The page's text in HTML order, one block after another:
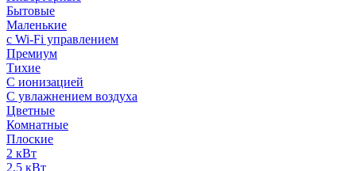
Бытовые
Маленькие
с Wi-Fi управлением
Премиум
Тихие
С ионизацией
С увлажнением воздуха
Цветные
Комнатные
Плоские
2 кВт
2,5 кВт